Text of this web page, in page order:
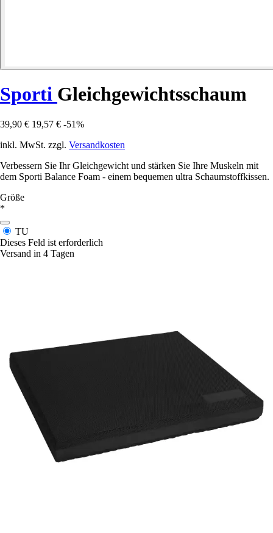
Sporti Gleichgewichtsschaum
39,90 € 19,57 € -51%
inkl. MwSt. zzgl. Versandkosten
Verbessern Sie Ihr Gleichgewicht und stärken Sie Ihre Muskeln mit
dem Sporti Balance Foam - einem bequemen ultra Schaumstoffkissen.
Größe
*
TU
Dieses Feld ist erforderlich
Versand in 4 Tagen